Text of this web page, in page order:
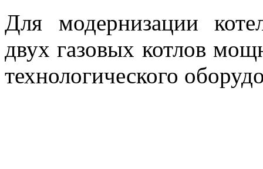
Для модернизации
двух газовых котлов
технологического